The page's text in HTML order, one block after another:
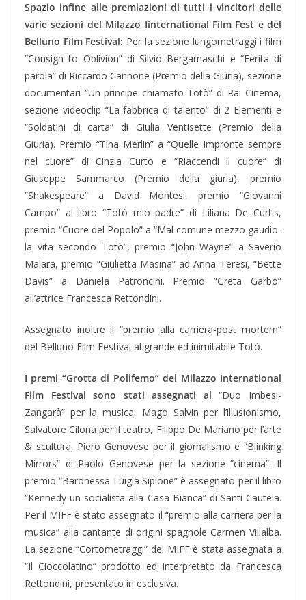
Spazio infine alle premiazioni di tutti i vincitori delle
varie sezioni del Milazzo Iinternational Film Fest e del
Belluno Film Festival: Per la sezione lungometraggi i film
“Consign to Oblivion” di Silvio Bergamaschi e “Ferita di
parola” di Riccardo Cannone (Premio della Giuria), sezione
documentari “Un principe chiamato Totò” di Rai Cinema,
sezione videoclip “La fabbrica di talento” di 2 Elementi e
“Soldatini di carta” di Giulia Ventisette (Premio della
Giuria). Premio “Tina Merlin” a “Quelle impronte sempre
nel cuore” di Cinzia Curto e “Riaccendi il cuore” di
Giuseppe Sammarco (Premio della giuria), premio
“Shakespeare” a David Montesi, premio “Giovanni
Campo” al libro “Totò mio padre” di Liliana De Curtis,
premio “Cuore del Popolo” a “Mal comune mezzo gaudio-
la vita secondo Totò”, premio “John Wayne” a Saverio
Malara, premio “Giulietta Masina” ad Anna Teresi, “Bette
Davis” a Daniela Patroncini. Premio “Greta Garbo”
all’attrice Francesca Rettondini.
Assegnato inoltre il “premio alla carriera-post mortem”
del Belluno Film Festival al grande ed inimitabile Totò.
I premi “Grotta di Polifemo” del Milazzo International
Film Festival sono stati assegnati al “Duo Imbesi-
Zangarà” per la musica, Mago Salvin per l’illusionismo,
Salvatore Cilona per il teatro, Filippo De Mariano per l’arte
& scultura, Piero Genovese per il giornalismo e “Blinking
Mirrors” di Paolo Genovese per la sezione “cinema”. Il
premio “Baronessa Luigia Sipione” è assegnato per il libro
“Kennedy un socialista alla Casa Bianca” di Santi Cautela.
Per il MIFF è stato assegnato il “premio alla carriera per la
musica” alla cantante di origini spagnole Carmen Villalba.
La sezione “Cortometraggi” del MIFF è stata assegnata a
“Il Cioccolatino” prodotto ed interpretato da Francesca
Rettondini, presentato in esclusiva.